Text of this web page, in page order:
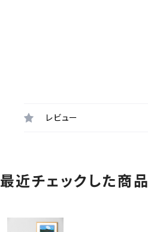
レビュー
最近チェックした商品